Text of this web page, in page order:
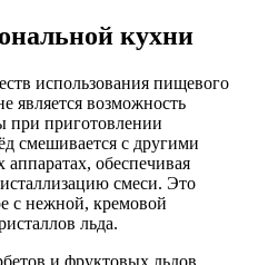
кухни
использования пищевого
является возможность
при приготовлении
смешивается с другими
обеспечивая
смеси. Это
с нежной, кремовой
льда.